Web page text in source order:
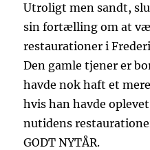
Utroligt men sandt,
sin fortælling om at
restaurationer i
Den gamle tjener er
havde nok haft et
hvis han havde
nutidens
GODT NYTÅR.